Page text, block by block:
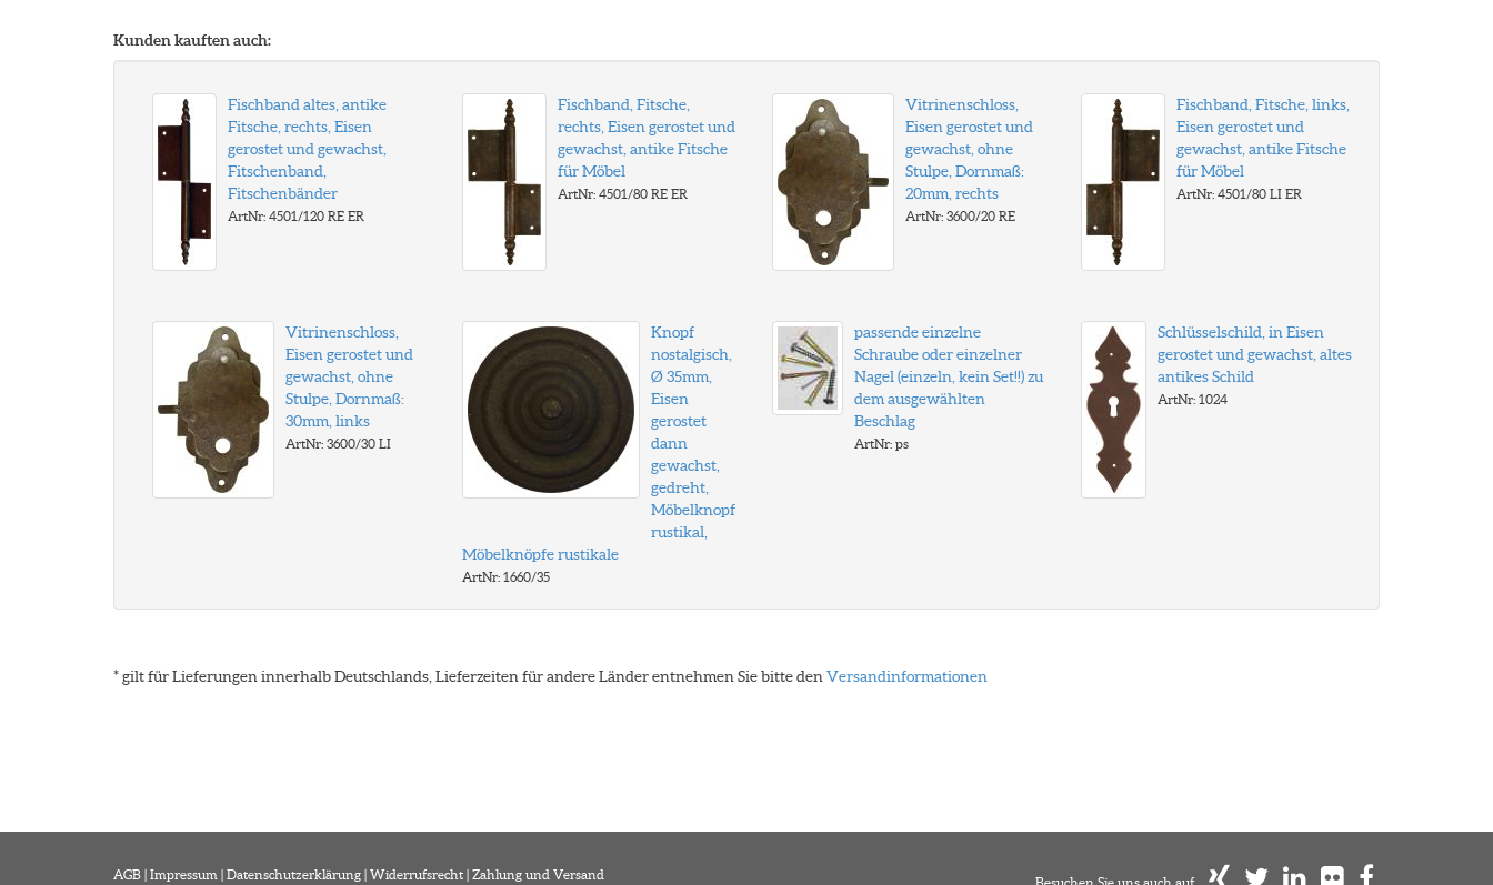
Kunden kauften auch:
Fischband altes, antike
Fitsche, rechts, Eisen
gerostet und gewachst,
Fitschenband,
Fitschenbänder
ArtNr: 4501/120 RE ER
Fischband, Fitsche,
rechts, Eisen gerostet und
gewachst, antike Fitsche
für Möbel
ArtNr: 4501/80 RE ER
Vitrinenschloss,
Eisen gerostet und
gewachst, ohne
Stulpe, Dornmaß:
20mm, rechts
ArtNr: 3600/20 RE
Fischband, Fitsche, links,
Eisen gerostet und
gewachst, antike Fitsche
für Möbel
ArtNr: 4501/80 LI ER
Vitrinenschloss,
Eisen gerostet und
gewachst, ohne
Stulpe, Dornmaß:
30mm, links
ArtNr: 3600/30 LI
Knopf
nostalgisch,
Ø 35mm,
Eisen
gerostet
dann
gewachst,
gedreht,
Möbelknopf
rustikal,
Möbelknöpfe rustikale
ArtNr: 1660/35
passende einzelne
Schraube oder einzelner
Nagel (einzeln, kein Set!!) zu
dem ausgewählten
Beschlag
ArtNr: ps
Schlüsselschild, in Eisen
gerostet und gewachst, altes
antikes Schild
ArtNr: 1024
* gilt für Lieferungen innerhalb Deutschlands, Lieferzeiten für andere Länder entnehmen Sie bitte den Versandinformationen
AGB | Impressum | Datenschutzerklärung | Widerrufsrecht | Zahlung und Versand